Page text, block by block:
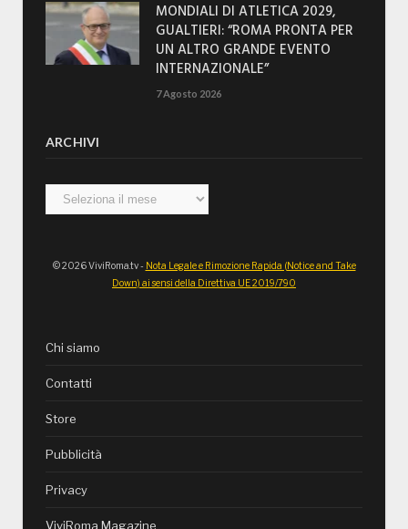
MONDIALI DI ATLETICA 2029,
GUALTIERI: “ROMA PRONTA PER
UN ALTRO GRANDE EVENTO
INTERNAZIONALE”
7 Agosto 2026
ARCHIVI
Archivi
© 2026 ViviRoma.tv - Nota Legale e Rimozione Rapida (Notice and Take
Down) ai sensi della Direttiva UE 2019/790
Chi siamo
Contatti
Store
Pubblicità
Privacy
ViviRoma Magazine